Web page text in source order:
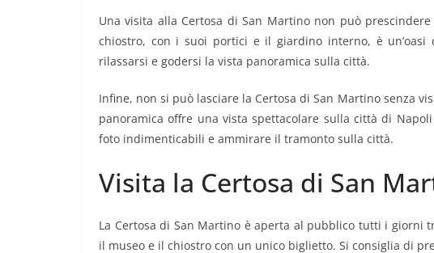
Una visita alla Certosa di San Martino non può
chiostro, con i suoi portici e il giardino interno, è
rilassarsi e godersi la vista panoramica sulla città.
Infine, non si può lasciare la Certosa di San Martino senza
panoramica offre una vista spettacolare sulla città di
foto indimenticabili e ammirare il tramonto sulla città.
Visita la Certosa di San
La Certosa di San Martino è aperta al pubblico tutti i giorni
il museo e il chiostro con un unico biglietto. Si consiglia di